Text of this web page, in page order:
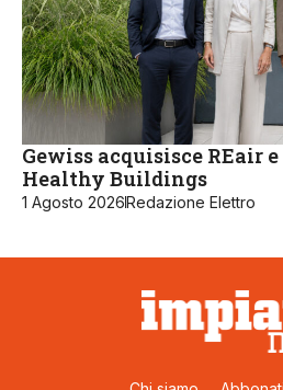
Gewiss acquisisce REair
Healthy Buildings
1 Agosto 2026Redazione Elettro